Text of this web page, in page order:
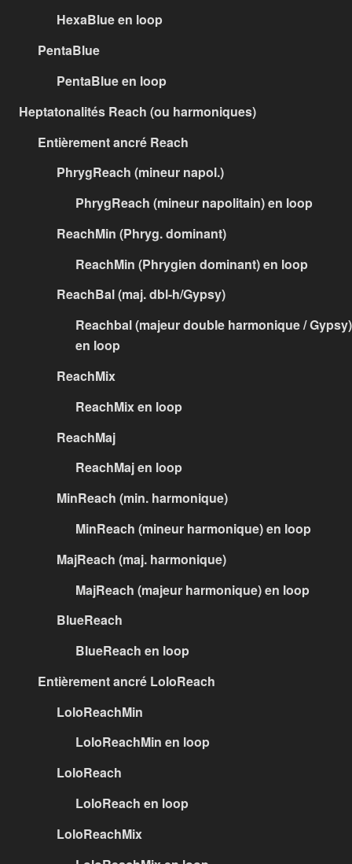
HexaBlue en loop
PentaBlue
PentaBlue en loop
Heptatonalités Reach (ou harmoniques)
Entièrement ancré Reach
PhrygReach (mineur napol.)
PhrygReach (mineur napolitain) en loop
ReachMin (Phryg. dominant)
ReachMin (Phrygien dominant) en loop
ReachBal (maj. dbl-h/Gypsy)
Reachbal (majeur double harmonique / Gypsy)
en loop
ReachMix
ReachMix en loop
ReachMaj
ReachMaj en loop
MinReach (min. harmonique)
MinReach (mineur harmonique) en loop
MajReach (maj. harmonique)
MajReach (majeur harmonique) en loop
BlueReach
BlueReach en loop
Entièrement ancré LoloReach
LoloReachMin
LoloReachMin en loop
LoloReach
LoloReach en loop
LoloReachMix